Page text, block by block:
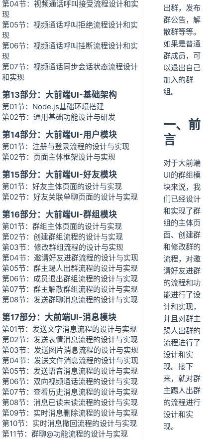
第04节：视频通话呼叫接受流程设计和实
现
第05节：视频通话呼叫拒绝流程设计和实
现
第06节：视频通话呼叫挂断流程设计和实
现
第07节：视频通话同步会话状态流程设计
和实现
第13部分：大前端UI-基础架构
第01节：Node.js基础环境搭建
第02节：通用基础功能设计与研发
第14部分：大前端UI-用户模块
第01节：注册与登录流程的设计与实现
第02节：页面主体框架设计与实现
第15部分：大前端UI-好友模块
第01节：好友主体页面的设计与实现
第02节：好友关联单聊页面的设计与实现
第16部分：大前端UI-群组模块
第01节：群组主体页面的设计与实现
第02节：创建群组流程的设计与实现
第03节：修改群组流程的设计与实现
第04节：邀请好友进群流程的设计与实现
第05节：群主踢人出群流程的设计与实现
第06节：成员退出群组流程的设计与实现
第07节：群主解散群组流程的设计与实现
第08节：发送群聊消息流程的设计与实现
第17部分：大前端UI-消息模块
第01节：发送文字消息流程的设计与实现
第02节：发送表情消息流程的设计与实现
第03节：发送图片消息流程的设计与实现
第04节：发送文件消息流程的设计与实现
第05节：发送语音消息流程的设计与实现
第06节：双向视频通话流程的设计与实现
第07节：查看历史消息流程的设计与实现
第08节：消息已读未读流程的设计与实现
第09节：实时消息删除流程的设计与实现
第10节：实时消息撤回流程的设计与实现
第11节：群聊@功能流程的设计与实现
出群，发布
群公告，解
散群等等。
如果是普通
群成员，可
以退出自己
加入的群
组。
一、前
言
对于大前端
UI的群组模
块来说，我
们已经设计
和实现了群
组的主体页
面、创建群
和修改群的
流程，对邀
请好友进群
的流程和功
能进行了设
计和实现，
并且对群主
踢人出群的
流程进行了
设计和实
现。接下
来，就对群
主踢人出群
的流程进行
设计和实
现。